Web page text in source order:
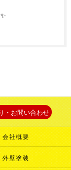
・お問い合わせ
会社概要
外壁塗装